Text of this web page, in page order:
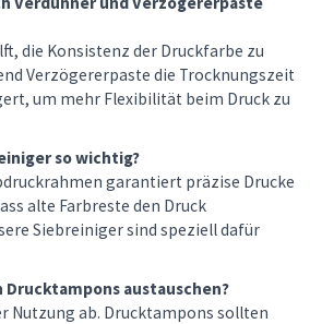
die Konsistenz der Druckfarbe zu
Verzögererpaste die Trocknungszeit
um mehr Flexibilität beim Druck zu
so wichtig?
garantiert präzise Drucke
alte Farbreste den Druck
Siebreiniger sind speziell dafür
austauschen?
Nutzung ab. Drucktampons sollten